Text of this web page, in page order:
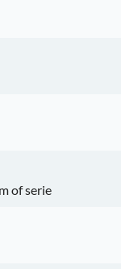
of serie